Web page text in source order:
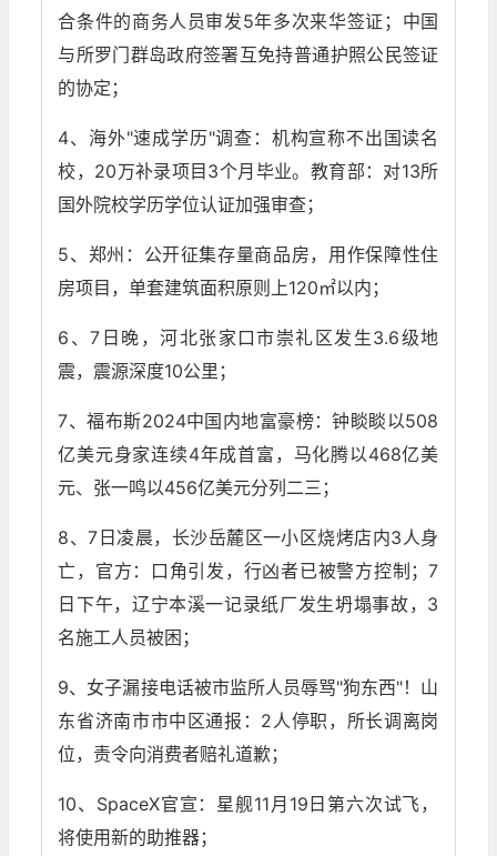
合条件的商务人员审发5年多次来华签证；中国
与所罗门群岛政府签署互免持普通护照公民签证
的协定；
4、海外"速成学历"调查：机构宣称不出国读名
校，20万补录项目3个月毕业。教育部：对13所
国外院校学历学位认证加强审查；
5、郑州：公开征集存量商品房，用作保障性住
房项目，单套建筑面积原则上120㎡以内；
6、7日晚，河北张家口市崇礼区发生3.6级地
震，震源深度10公里；
7、福布斯2024中国内地富豪榜：钟睒睒以508
亿美元身家连续4年成首富，马化腾以468亿美
元、张一鸣以456亿美元分列二三；
8、7日凌晨，长沙岳麓区一小区烧烤店内3人身
亡，官方：口角引发，行凶者已被警方控制；7
日下午，辽宁本溪一记录纸厂发生坍塌事故，3
名施工人员被困；
9、女子漏接电话被市监所人员辱骂"狗东西"！山
东省济南市市中区通报：2人停职，所长调离岗
位，责令向消费者赔礼道歉；
10、SpaceX官宣：星舰11月19日第六次试飞，
将使用新的助推器；